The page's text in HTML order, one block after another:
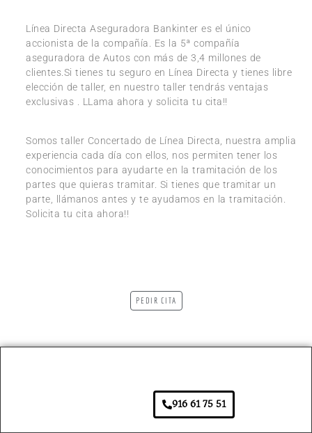
Línea Directa Aseguradora Bankinter es el único
accionista de la compañía. Es la 5ª compañía
aseguradora de Autos con más de 3,4 millones de
clientes.Si tienes tu seguro en Línea Directa y tienes libre
elección de taller, en nuestro taller tendrás ventajas
exclusivas . LLama ahora y solicita tu cita!!
Somos taller Concertado de Línea Directa, nuestra amplia
experiencia cada día con ellos, nos permiten tener los
conocimientos para ayudarte en la tramitación de los
partes que quieras tramitar. Si tienes que tramitar un
parte, llámanos antes y te ayudamos en la tramitación.
Solicita tu cita ahora!!
PEDIR CITA
916 61 75 51